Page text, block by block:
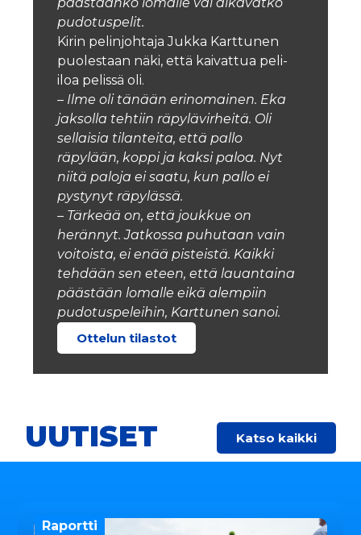
pudotuspelit.
Kirin pelinjohtaja Jukka Karttunen
puolestaan näki, että kaivattua peli-
iloa pelissä oli.
– Ilme oli tänään erinomainen. Eka
jaksolla tehtiin räpylävirheitä. Oli
sellaisia tilanteita, että pallo
räpylään, koppi ja kaksi paloa. Nyt
niitä paloja ei saatu, kun pallo ei
pystynyt räpylässä.
– Tärkeää on, että joukkue on
herännyt. Jatkossa puhutaan vain
voitoista, ei enää pisteistä. Kaikki
tehdään sen eteen, että lauantaina
päästään lomalle eikä alempiin
pudotuspeleihin, Karttunen sanoi.
Ottelun tilastot
UUTISET Katso kaikki
Raportti